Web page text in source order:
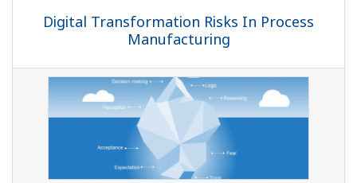
Digital Transformation Risks In Process
Manufacturing